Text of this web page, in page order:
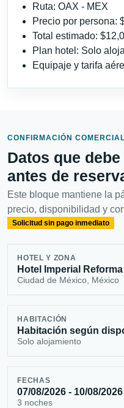
Ruta: OAX - MEX
Precio por persona:
Total estimado:
Plan hotel: Solo
Equipaje y tarifa
CONFIRMACIÓN COMERCIAL
Datos que
antes de
Este bloque mantiene la
precio, disponibilidad y
Solicitud sin pago inmediato
HOTEL Y ZONA
Hotel Imperial Reforma
Ciudad de México, México
HABITACIÓN
Habitación según
Solo alojamiento
FECHAS
07/08/2026 - 10/08/2026
3 noches